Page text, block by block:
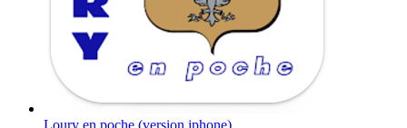
Loury en poche (version iphone)